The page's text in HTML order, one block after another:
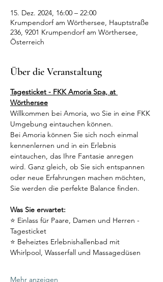
15. Dez. 2024, 16:00 – 22:00
Krumpendorf am Wörthersee, Hauptstraße
236, 9201 Krumpendorf am Wörthersee,
Österreich
Über die Veranstaltung
Tagesticket - FKK Amoria Spa, at
Wörthersee
Willkommen bei Amoria, wo Sie in eine FKK
Umgebung eintauchen können.
Bei Amoria können Sie sich noch einmal
kennenlernen und in ein Erlebnis
eintauchen, das Ihre Fantasie anregen
wird. Ganz gleich, ob Sie sich entspannen
oder neue Erfahrungen machen möchten,
Sie werden die perfekte Balance finden.
Was Sie erwartet:
⭐ Einlass für Paare, Damen und Herren -
Tagesticket
⭐ Beheiztes Erlebnishallenbad mit
Whirlpool, Wasserfall und Massagedüsen
Mehr anzeigen